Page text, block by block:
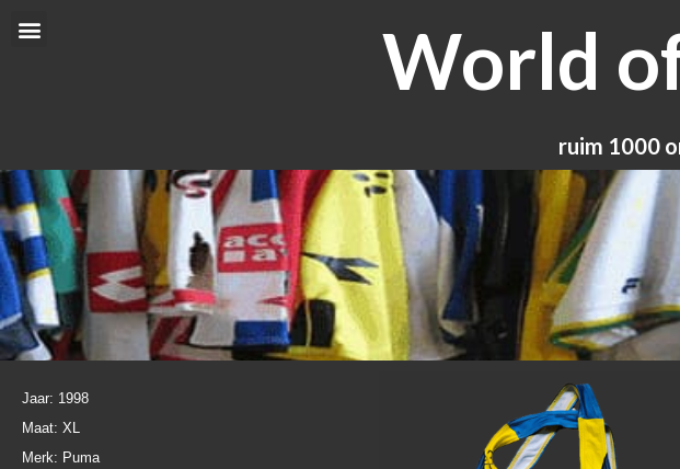
naarMenu World
ruim 1000
Jaar: 1998
Maat: XL
Merk: Puma